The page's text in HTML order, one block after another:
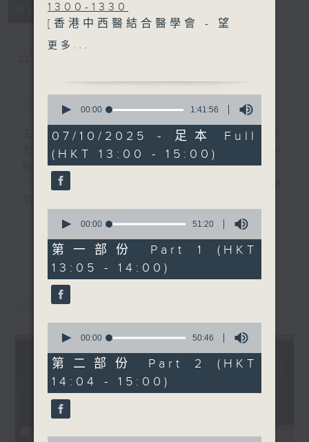
所有集數
簡介 GIST
主持人：陳家亮醫生、何雅莉醫生、侯鈞翔醫
生、方健儀、江卓儀、虞逸峯、嚴崇天、葉韻
怡、鄭萃雯、潘蔚林
「醫學並不嚴肅！精靈面對，一點健康、多點
一眾主持與全港愛心醫護，健康專業人士攜
手，組織最強的醫學網絡，提供實用醫療健康
資訊。
星期一至五，下午 1 時10分 香港電台第一
下午2時 至 3 時 香港電台第一台
更多...
最新
1300-1330
[香港中西醫結合醫學會 - 望
聞問切]
1330-1400
主題：跨世代骨骼健康
嘉賓：傅俊謙醫生 (香港大學
矯形及創傷外科學系副教授)
、馬景熹醫生 (香港骨科學會
小兒骨科分會會長 、骨科專
科醫生)
1400-1500
主題：中秋飲食小心肥胖陷阱
嘉賓：黃渭湘醫生(內分泌及
糖尿科專科醫生)
更多...
seconds
1
hour,
41
minutes,
56
seconds
00:00 1:41:56
07/10/2025 - 足本 Full
(HKT 13:00 - 15:00)
seconds
51
minutes,
20
seconds
00:00 51:20
第一部份 Part 1 (HKT
13:05 - 14:00)
seconds
50
minutes,
46
seconds
00:00 50:46
第二部份 Part 2 (HKT
14:04 - 15:00)